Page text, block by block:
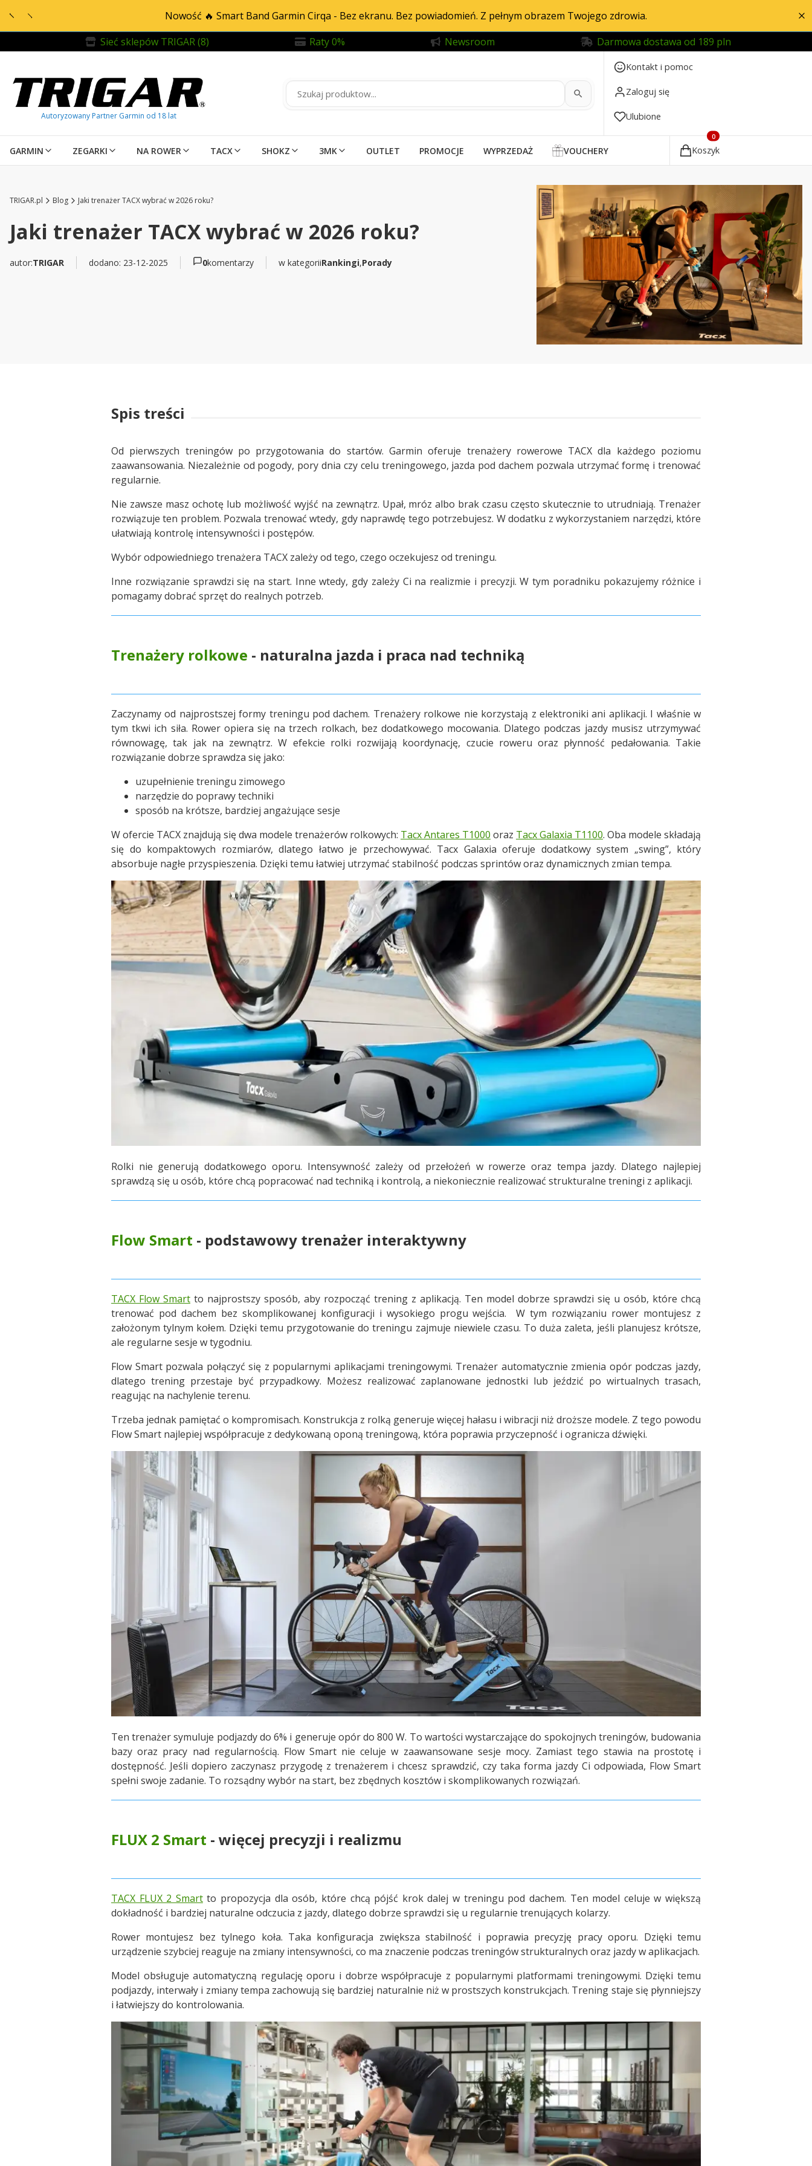
Nowość 🔥 Smart Band Garmin Cirqa - Bez ekranu. Bez powiadomień. Z pełnym obrazem Twojego zdrowia.
Sieć sklepów TRIGAR (8)
Raty 0% Newsroom Darmowa dostawa od 189 pln
Kontakt i pomoc
Zaloguj się
Ulubione
GARMIN ZEGARKI NA ROWER TACX SHOKZ 3MK OUTLET PROMOCJE WYPRZEDAŻ VOUCHERY
Produkty w koszyku: 0.
Koszyk
TRIGAR.pl Blog Jaki trenażer TACX wybrać w 2026 roku?
Jaki trenażer TACX wybrać w 2026 roku?
autor:TRIGAR dodano: 23-12-2025 0komentarzy w kategoriiRankingi,Porady
Spis treści
Od pierwszych treningów po przygotowania do startów. Garmin oferuje trenażery rowerowe TACX dla każdego poziomu
zaawansowania. Niezależnie od pogody, pory dnia czy celu treningowego, jazda pod dachem pozwala utrzymać formę i trenować
regularnie.
Nie zawsze masz ochotę lub możliwość wyjść na zewnątrz. Upał, mróz albo brak czasu często skutecznie to utrudniają. Trenażer
rozwiązuje ten problem. Pozwala trenować wtedy, gdy naprawdę tego potrzebujesz. W dodatku z wykorzystaniem narzędzi, które
ułatwiają kontrolę intensywności i postępów.
Wybór odpowiedniego trenażera TACX zależy od tego, czego oczekujesz od treningu.
Inne rozwiązanie sprawdzi się na start. Inne wtedy, gdy zależy Ci na realizmie i precyzji. W tym poradniku pokazujemy różnice i
pomagamy dobrać sprzęt do realnych potrzeb.
Trenażery rolkowe - naturalna jazda i praca nad techniką
Zaczynamy od najprostszej formy treningu pod dachem. Trenażery rolkowe nie korzystają z elektroniki ani aplikacji. I właśnie w
tym tkwi ich siła. Rower opiera się na trzech rolkach, bez dodatkowego mocowania. Dlatego podczas jazdy musisz utrzymywać
równowagę, tak jak na zewnątrz. W efekcie rolki rozwijają koordynację, czucie roweru oraz płynność pedałowania. Takie
rozwiązanie dobrze sprawdza się jako:
uzupełnienie treningu zimowego
narzędzie do poprawy techniki
sposób na krótsze, bardziej angażujące sesje
W ofercie TACX znajdują się dwa modele trenażerów rolkowych: Tacx Antares T1000 oraz Tacx Galaxia T1100. Oba modele składają
się do kompaktowych rozmiarów, dlatego łatwo je przechowywać. Tacx Galaxia oferuje dodatkowy system „swing”, który
absorbuje nagłe przyspieszenia. Dzięki temu łatwiej utrzymać stabilność podczas sprintów oraz dynamicznych zmian tempa.
Rolki nie generują dodatkowego oporu. Intensywność zależy od przełożeń w rowerze oraz tempa jazdy. Dlatego najlepiej
sprawdzą się u osób, które chcą popracować nad techniką i kontrolą, a niekoniecznie realizować strukturalne treningi z aplikacji.
Flow Smart - podstawowy trenażer interaktywny
TACX Flow Smart to najprostszy sposób, aby rozpocząć trening z aplikacją. Ten model dobrze sprawdzi się u osób, które chcą
trenować pod dachem bez skomplikowanej konfiguracji i wysokiego progu wejścia. W tym rozwiązaniu rower montujesz z
założonym tylnym kołem. Dzięki temu przygotowanie do treningu zajmuje niewiele czasu. To duża zaleta, jeśli planujesz krótsze,
ale regularne sesje w tygodniu.
Flow Smart pozwala połączyć się z popularnymi aplikacjami treningowymi. Trenażer automatycznie zmienia opór podczas jazdy,
dlatego trening przestaje być przypadkowy. Możesz realizować zaplanowane jednostki lub jeździć po wirtualnych trasach,
reagując na nachylenie terenu.
Trzeba jednak pamiętać o kompromisach. Konstrukcja z rolką generuje więcej hałasu i wibracji niż droższe modele. Z tego powodu
Flow Smart najlepiej współpracuje z dedykowaną oponą treningową, która poprawia przyczepność i ogranicza dźwięki.
Ten trenażer symuluje podjazdy do 6% i generuje opór do 800 W. To wartości wystarczające do spokojnych treningów, budowania
bazy oraz pracy nad regularnością. Flow Smart nie celuje w zaawansowane sesje mocy. Zamiast tego stawia na prostotę i
dostępność. Jeśli dopiero zaczynasz przygodę z trenażerem i chcesz sprawdzić, czy taka forma jazdy Ci odpowiada, Flow Smart
spełni swoje zadanie. To rozsądny wybór na start, bez zbędnych kosztów i skomplikowanych rozwiązań.
FLUX 2 Smart - więcej precyzji i realizmu
TACX FLUX 2 Smartto propozycja dla osób, które chcą pójść krok dalej w treningu pod dachem. Ten model celuje w większą
dokładność i bardziej naturalne odczucia z jazdy, dlatego dobrze sprawdzi się u regularnie trenujących kolarzy.
Rower montujesz bez tylnego koła. Taka konfiguracja zwiększa stabilność i poprawia precyzję pracy oporu. Dzięki temu
urządzenie szybciej reaguje na zmiany intensywności, co ma znaczenie podczas treningów strukturalnych oraz jazdy w aplikacjach.
Model obsługuje automatyczną regulację oporu i dobrze współpracuje z popularnymi platformami treningowymi. Dzięki temu
podjazdy, interwały i zmiany tempa zachowują się bardziej naturalnie niż w prostszych konstrukcjach. Trening staje się płynniejszy
i łatwiejszy do kontrolowania.